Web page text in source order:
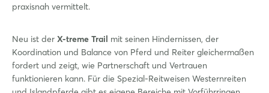
praxisnah vermittelt.
Neu ist der X-treme Trail mit seinen Hindernissen, der
Koordination und Balance von Pferd und Reiter gleichermaßen
fordert und zeigt, wie Partnerschaft und Vertrauen
funktionieren kann. Für die Spezial-Reitweisen Westernreiten